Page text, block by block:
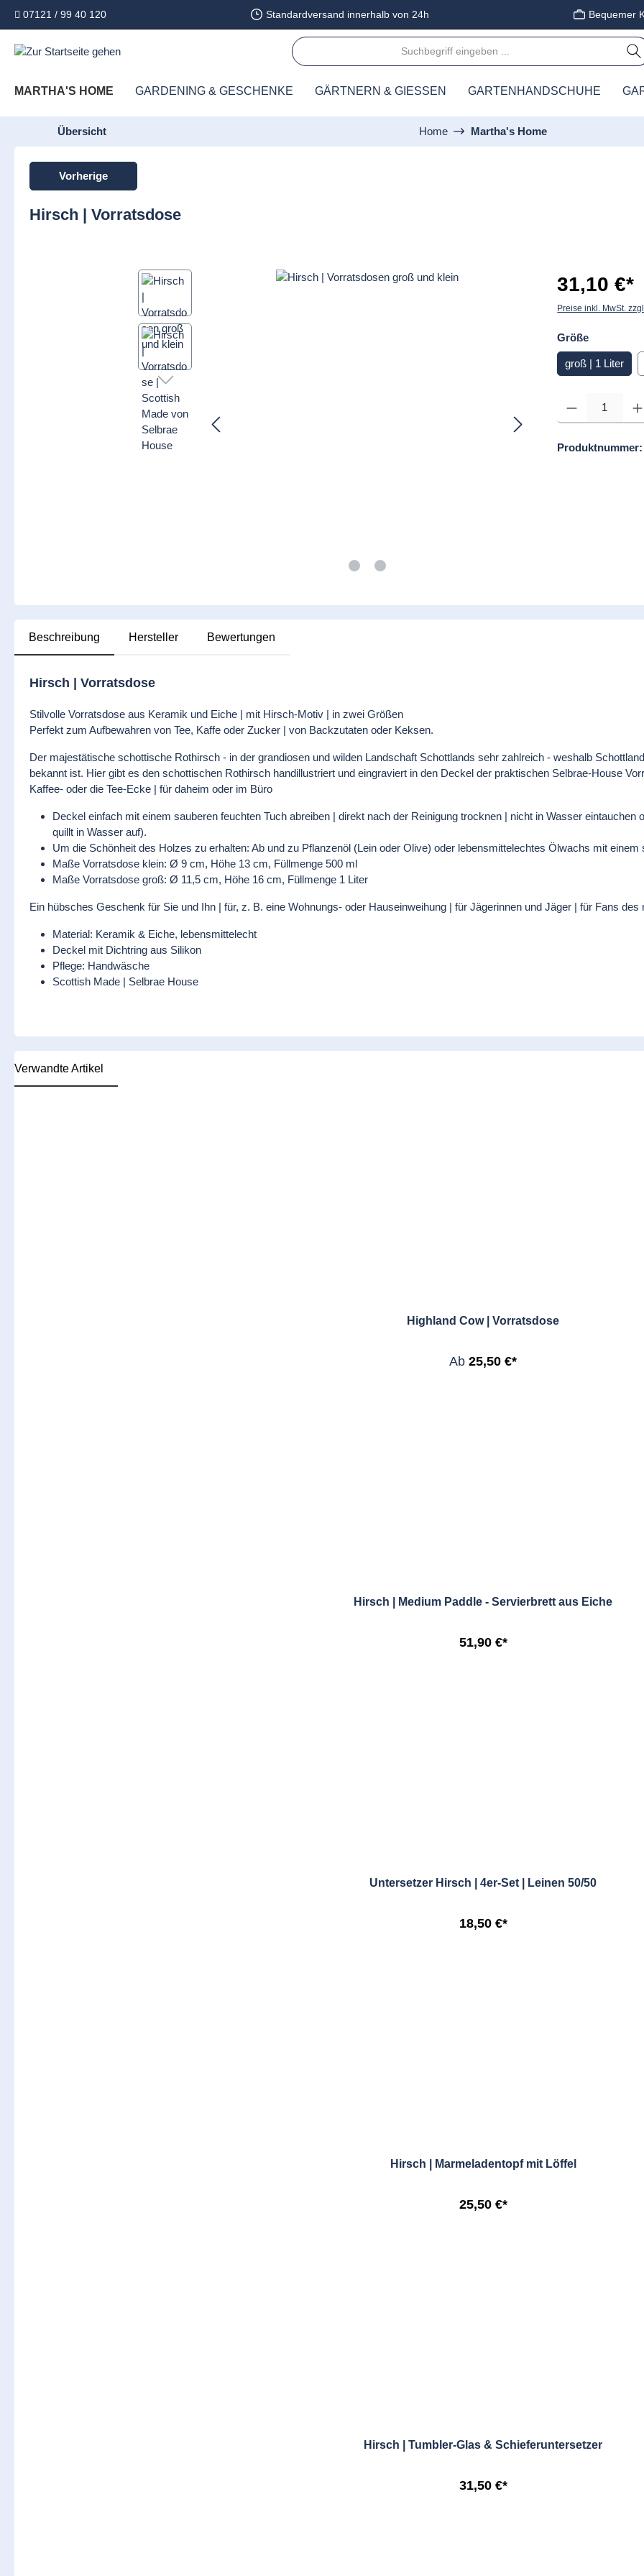
Zur Hauptnavigation springen
07121 / 99 40 120 Standardversand innerhalb von 24h Bequemer
MARTHA'S HOME GARDENING & GESCHENKE GÄRTNERN & GIESSEN GARTENHANDSCHUHE
Übersicht Home Martha's Home
Vorherige
Hirsch | Vorratsdose
Bildergalerie überspringen 31,10 €*
Preise inkl. MwSt.
Größeauswählen
groß | 1 Liter
Produkt Anzahl: Gib
Beschreibung Hersteller Bewertungen
Hirsch | Vorratsdose
Stilvolle Vorratsdose aus Keramik und Eiche | mit Hirsch-Motiv | in zwei Größen
Perfekt zum Aufbewahren von Tee, Kaffe oder Zucker | von Backzutaten oder Keksen.
Der majestätische schottische Rothirsch - in der grandiosen und wilden Landschaft Schottlands sehr zahlreich - weshalb
bekannt ist. Hier gibt es den schottischen Rothirsch handillustriert und eingraviert in den Deckel der praktischen Selbrae-House
Kaffee- oder die Tee-Ecke | für daheim oder im Büro
Deckel einfach mit einem sauberen feuchten Tuch abreiben | direkt nach der Reinigung trocknen | nicht in Wasser
quillt in Wasser auf).
Um die Schönheit des Holzes zu erhalten: Ab und zu Pflanzenöl (Lein oder Olive) oder lebensmittelechtes Ölwachs mit
Maße Vorratsdose klein: Ø 9 cm, Höhe 13 cm, Füllmenge 500 ml
Maße Vorratsdose groß: Ø 11,5 cm, Höhe 16 cm, Füllmenge 1 Liter
Ein hübsches Geschenk für Sie und Ihn | für, z. B. eine Wohnungs- oder Hauseinweihung | für Jägerinnen und Jäger | für Fans des
Material: Keramik & Eiche, lebensmittelecht
Deckel mit Dichtring aus Silikon
Pflege: Handwäsche
Scottish Made | Selbrae House
Verwandte Artikel
Highland Cow | Vorratsdose
Ab 25,50 €*
Hirsch | Medium Paddle - Servierbrett aus Eiche
51,90 €*
Untersetzer Hirsch | 4er-Set | Leinen 50/50
18,50 €*
Hirsch | Marmeladentopf mit Löffel
25,50 €*
Hirsch | Tumbler-Glas & Schieferuntersetzer
31,50 €*